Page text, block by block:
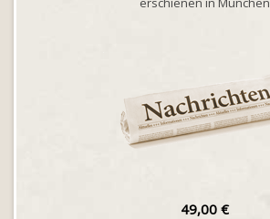
49,00 €